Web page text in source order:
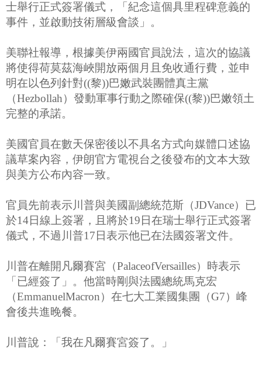
士舉行正式簽署儀式，「紀念這個具里程碑意義的
事件，並啟動技術層級會談」。
美聯社報導，根據美伊兩國官員說法，這次的協議
將使得荷莫茲海峽開放兩個月且免收通行費，並申
明在以色列針對((黎))巴嫩武裝團體真主黨
（Hezbollah）發動軍事行動之際確保((黎))巴嫩領土
完整的承諾。
美國官員在數天保密後以不具名方式向媒體口述協
議草案內容，伊朗官方電視台之後發布的文本大致
與美方公布內容一致。
官員先前表示川普與美國副總統范斯（JDVance）已
於14日線上簽署，且將於19日在瑞士舉行正式簽署
儀式，不過川普17日表示他已在法國簽署文件。
川普在離開凡爾賽宮（PalaceofVersailles）時表示
「已經簽了」。他當時剛與法國總統馬克宏
（EmmanuelMacron）在七大工業國集團（G7）峰
會後共進晚餐。
川普說：「我在凡爾賽宮簽了。」